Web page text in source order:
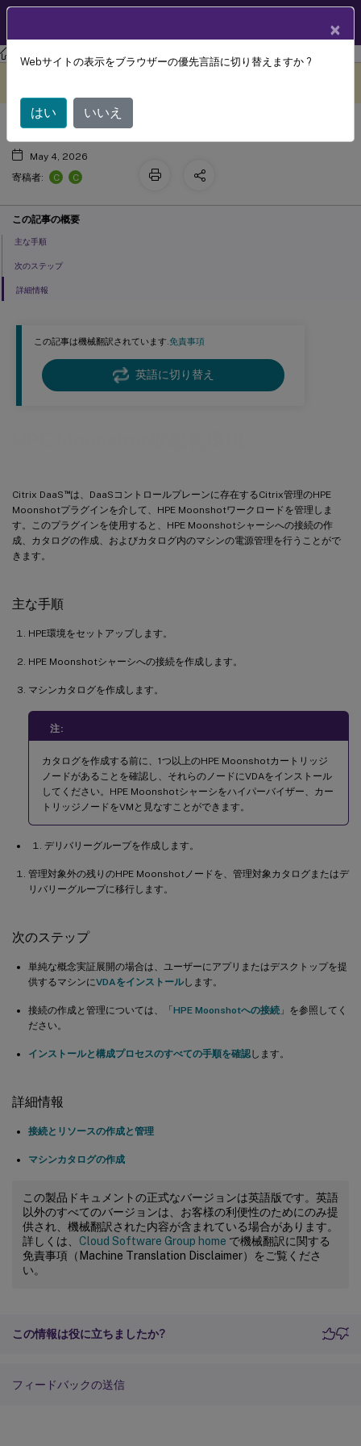
Citrix DaaS
この記事は機械翻訳されています.免責事項
英語に切り替え
Citrix DaaS ™は、DaaSコントロールプレーンに存在するCitrix管理のHPE
Moonshotプラグインを介して、HPE Moonshotワークロードを管理しま
す。このプラグインを使用すると、HPE Moonshotシャーシへの接続の作
成、カタログの作成、およびカタログ内のマシンの電源管理を行うことがで
きます。
主な手順
HPE環境をセットアップします。
HPE Moonshotシャーシへの接続を作成します。
マシンカタログを作成します。
注:
カタログを作成する前に、1つ以上のHPE Moonshotカートリッジ
ノードがあることを確認し、それらのノードにVDAをインストール
してください。HPE Moonshotシャーシをハイパーバイザー、カー
トリッジノードをVMと見なすことができます。
デリバリーグループを作成します。
管理対象外の残りのHPE Moonshotノードを、管理対象カタログまたはデ
リバリーグループに移行します。
次のステップ
単純な概念実証展開の場合は、ユーザーにアプリまたはデスクトップを提
供するマシンにVDAをインストールします。
接続の作成と管理については、「HPE Moonshotへの接続 」を参照してく
ださい。
インストールと構成プロセスのすべての手順を確認します。
詳細情報
接続とリソースの作成と管理
マシンカタログの作成
この製品ドキュメントの正式なバージョンは英語版です。英語
以外のすべてのバージョンは、お客様の利便性のためにのみ提
供され、機械翻訳された内容が含まれている場合があります。
詳しくは、 Cloud Software Group home で機械翻訳に関する
免責事項（Machine Translation Disclaimer）をご覧くださ
い。
この情報は役に立ちましたか?
フィードバックの送信
HPE Moonshot仮想化環境
May 4, 2026
寄稿者:
C C
この記事の概要
主な手順
次のステップ
詳細情報
×
Webサイトの表示をブラウザーの優先言語に切り替えますか ?
はい いいえ